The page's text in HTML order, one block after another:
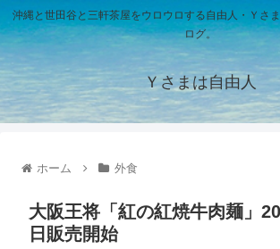
沖縄と世田谷と三軒茶屋をウロウロする自由人・Ｙさ
ログ。
Ｙさまは自由人
ホーム 外食
大阪王将「紅の紅焼牛肉麺」
日販売開始